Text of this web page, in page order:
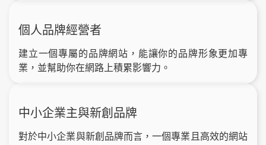
個人品牌經營者
建立一個專屬的品牌網站，能讓你的品牌形象更加專
業，並幫助你在網路上積累影響力。
中小企業主與新創品牌
對於中小企業與新創品牌而言，一個專業且高效的網站